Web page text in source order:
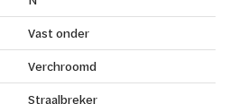
Vast onder
Verchroomd
Straalbreker